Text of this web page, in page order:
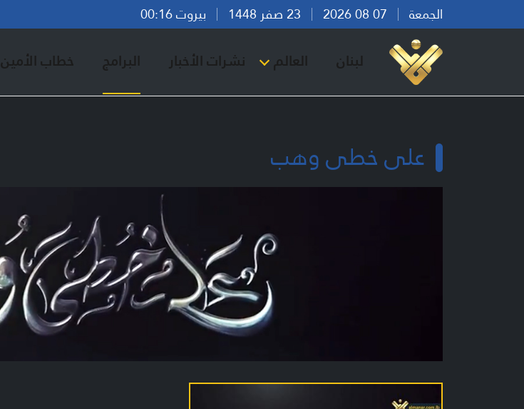
الجمعة بيروت 00:16
لبنان العالم نشرات الأخبار البرامج خطاب الأمين
على خطى وهب